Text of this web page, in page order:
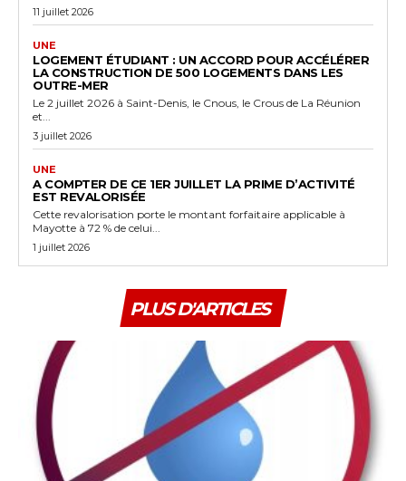
11 juillet 2026
UNE
LOGEMENT ÉTUDIANT : UN ACCORD POUR ACCÉLÉRER
LA CONSTRUCTION DE 500 LOGEMENTS DANS LES
OUTRE-MER
Le 2 juillet 2026 à Saint-Denis, le Cnous, le Crous de La Réunion
et...
3 juillet 2026
UNE
A COMPTER DE CE 1ER JUILLET LA PRIME D’ACTIVITÉ
EST REVALORISÉE
Cette revalorisation porte le montant forfaitaire applicable à
Mayotte à 72 % de celui...
1 juillet 2026
PLUS D'ARTICLES